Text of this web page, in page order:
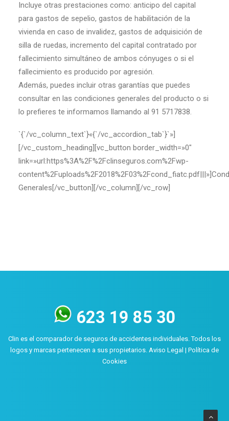
Incluye otras prestaciones como: anticipo del capital
para gastos de sepelio, gastos de habilitación de la
vivienda en caso de invalidez, gastos de adquisición de
silla de ruedas, incremento del capital contratado por
fallecimiento simultáneo de ambos cónyuges o si el
fallecimiento es producido por agresión.
Además, puedes incluir otras garantías que puedes
consultar en las condiciones generales del producto o si
lo prefieres te informamos llamando al 91 5717838.
`{`/vc_column_text`}«{`/vc_accordion_tab`}`»]
[/vc_custom_heading][vc_button border_width=»0″
link=»url:https%3A%2F%2Fclinseguros.com%2Fwp-
Generales[/vc_button][/vc_column][/vc_row]
623 19 85 30
Clin es el comparador de seguros de accidentes individuales. Todos los
logos y marcas pertenecen a sus propietarios. Aviso Legal | Política de
Cookies